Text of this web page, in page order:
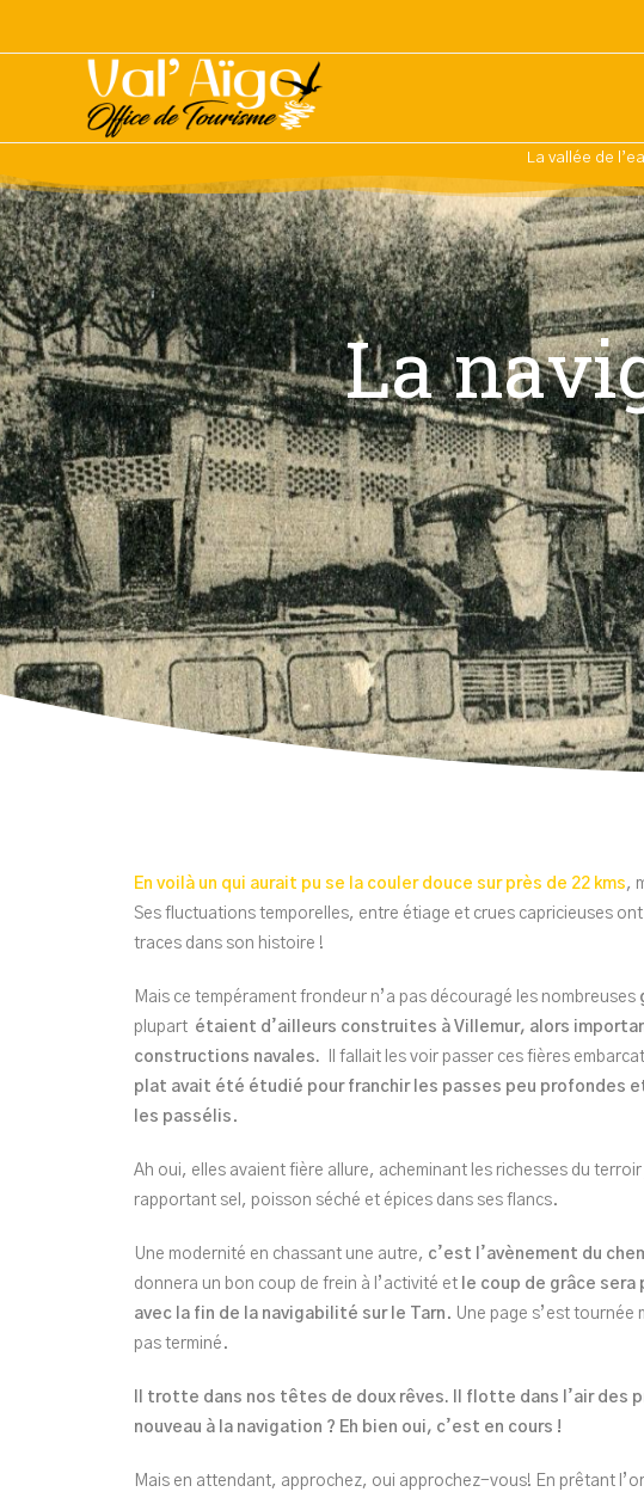
La vallée de
La
En voilà un qui aurait pu se la couler douce sur près de 22 kms,
Ses fluctuations temporelles, entre étiage et crues capricieuses
traces dans son histoire !
Mais ce tempérament frondeur n’a pas découragé les nombreuses
plupart étaient d’ailleurs construites à Villemur, alors
constructions navales. Il fallait les voir passer ces fières
plat avait été étudié pour franchir les passes peu profondes
les passélis .
Ah oui, elles avaient fière allure, acheminant les richesses du terroir
rapportant sel, poisson séché et épices dans ses flancs.
Une modernité en chassant une autre, c’est l’avènement du
donnera un bon coup de frein à l’activité et le coup de grâce sera
avec la fin de la navigabilité sur le Tarn . Une page s’est tournée
pas terminé.
Il trotte dans nos têtes de doux rêves. Il flotte dans l’air des
nouveau à la navigation ? Eh bien oui, c’est en cours !
Mais en attendant, approchez, oui approchez-vous! En prêtant